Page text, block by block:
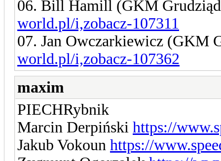
06. Bill Hamill (GKM
world.pl/i,zobacz-107311
07. Jan Owczarkiewicz (GKM
world.pl/i,zobacz-107362
maxim
PIECHRybnik
Marcin Derpiński https://
Jakub Vokoun https://